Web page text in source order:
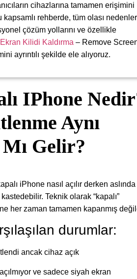
cihazlarına tamamen erişimini
rehberde, tüm olası
çözüm yollarını ve özellikle
Kilidi Kaldırma – Remove
ayrıntılı şekilde ele alıyoruz.
IPhone
Aynı
Gelir?
iPhone nasıl açılır derken aslında
Teknik olarak “kapalı”
her zaman tamamen kapanmış
durumlar:
ancak cihaz açık
ve sadece siyah ekran